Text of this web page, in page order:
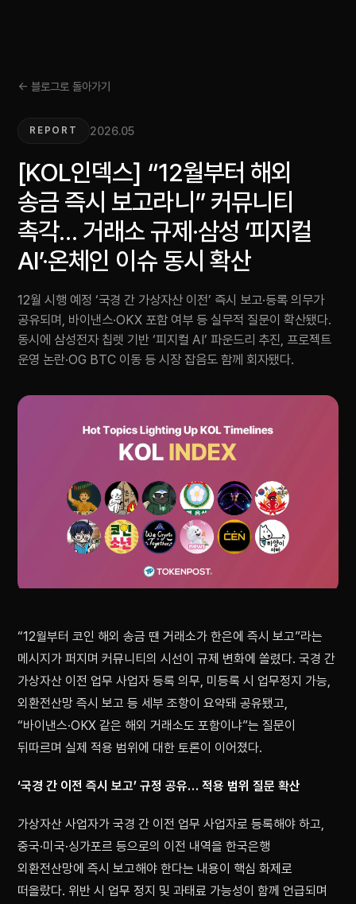
← 블로그로 돌아가기
REPORT 2026.05
[KOL인덱스] “12월부터 해외
송금 즉시 보고라니” 커뮤니티
촉각… 거래소 규제·삼성 ‘피지컬
AI’·온체인 이슈 동시 확산
12월 시행 예정 ‘국경 간 가상자산 이전’ 즉시 보고·등록 의무가
공유되며, 바이낸스·OKX 포함 여부 등 실무적 질문이 확산됐다.
동시에 삼성전자 칩렛 기반 ‘피지컬 AI’ 파운드리 추진, 프로젝트
운영 논란·OG BTC 이동 등 시장 잡음도 함께 회자됐다.
“12월부터 코인 해외 송금 땐 거래소가 한은에 즉시 보고”라는
메시지가 퍼지며 커뮤니티의 시선이 규제 변화에 쏠렸다. 국경 간
가상자산 이전 업무 사업자 등록 의무, 미등록 시 업무정지 가능,
외환전산망 즉시 보고 등 세부 조항이 요약돼 공유됐고,
“바이낸스·OKX 같은 해외 거래소도 포함이냐”는 질문이
뒤따르며 실제 적용 범위에 대한 토론이 이어졌다.
‘국경 간 이전 즉시 보고’ 규정 공유… 적용 범위 질문 확산
가상자산 사업자가 국경 간 이전 업무 사업자로 등록해야 하고,
중국·미국·싱가포르 등으로의 이전 내역을 한국은행
외환전산망에 즉시 보고해야 한다는 내용이 핵심 화제로
떠올랐다. 위반 시 업무 정지 및 과태료 가능성이 함께 언급되며